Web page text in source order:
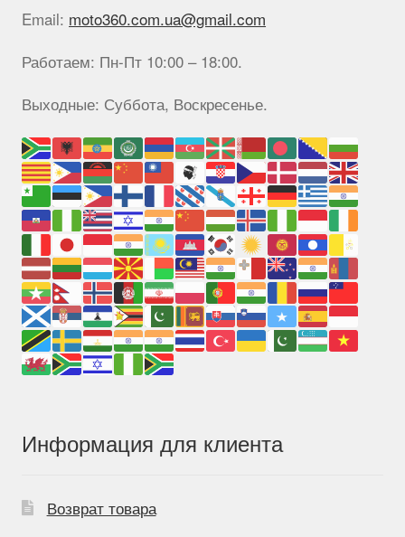
Email: moto360.com.ua@gmail.com
Работаем: Пн-Пт 10:00 – 18:00.
Выходные: Суббота, Воскресенье.
Информация для клиента
Возврат товара